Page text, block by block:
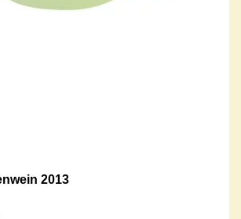
2013